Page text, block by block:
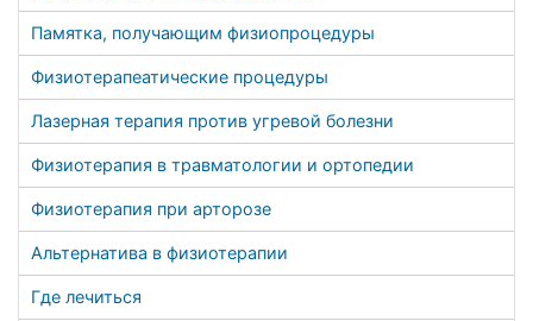
Памятка, получающим физиопроцедуры
Физиотерапеатические процедуры
Лазерная терапия против угревой болезни
Физиотерапия в травматологии и ортопедии
Физиотерапия при арторозе
Альтернатива в физиотерапии
Где лечиться